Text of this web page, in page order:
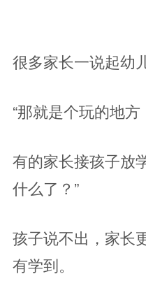
很多家长一说起幼
“那就是个玩的地
有的家长接孩子放
什么了？”
孩子说不出，家长
有学到。